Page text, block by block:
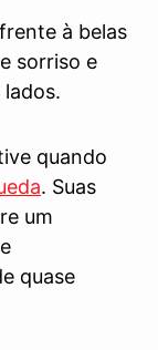
à belas
sorriso e
quando
. Suas
um
quase